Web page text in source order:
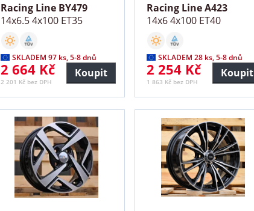
Racing Line BY479
14x6.5 4x100 ET35
SKLADEM 97 ks, 5-8 dnů
2 664 Kč
2 201 Kč bez DPH
Koupit
Racing Line A423
14x6 4x100 ET40
SKLADEM 28 ks, 5-8 dnů
2 254 Kč
1 863 Kč bez DPH
Koupit